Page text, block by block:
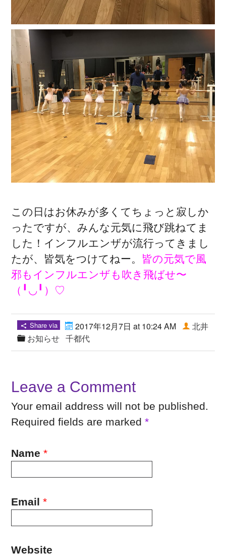
この日はお休みが多くてちょっと寂しか
ったですが、みんな元気に飛び跳ねてま
した！インフルエンザが流行ってきまし
たが、皆気をつけてねー。 皆の元気で風
邪もインフルエンザも吹き飛ばせ〜
（╹◡╹）♡
Share via
2017年12月7日 at 10:24 AM
お知らせ
北井
千都代
Leave a Comment
Your email address will not be published.
Required fields are marked*
Name *
Email *
Website